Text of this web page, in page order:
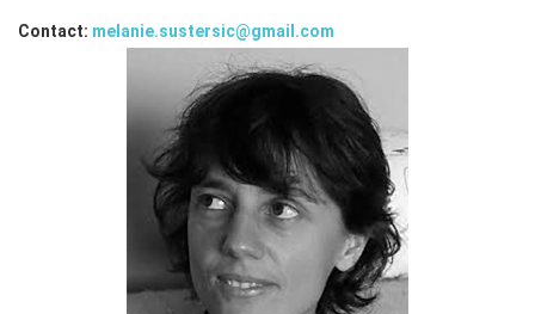
Contact: melanie.sustersic@gmail.com